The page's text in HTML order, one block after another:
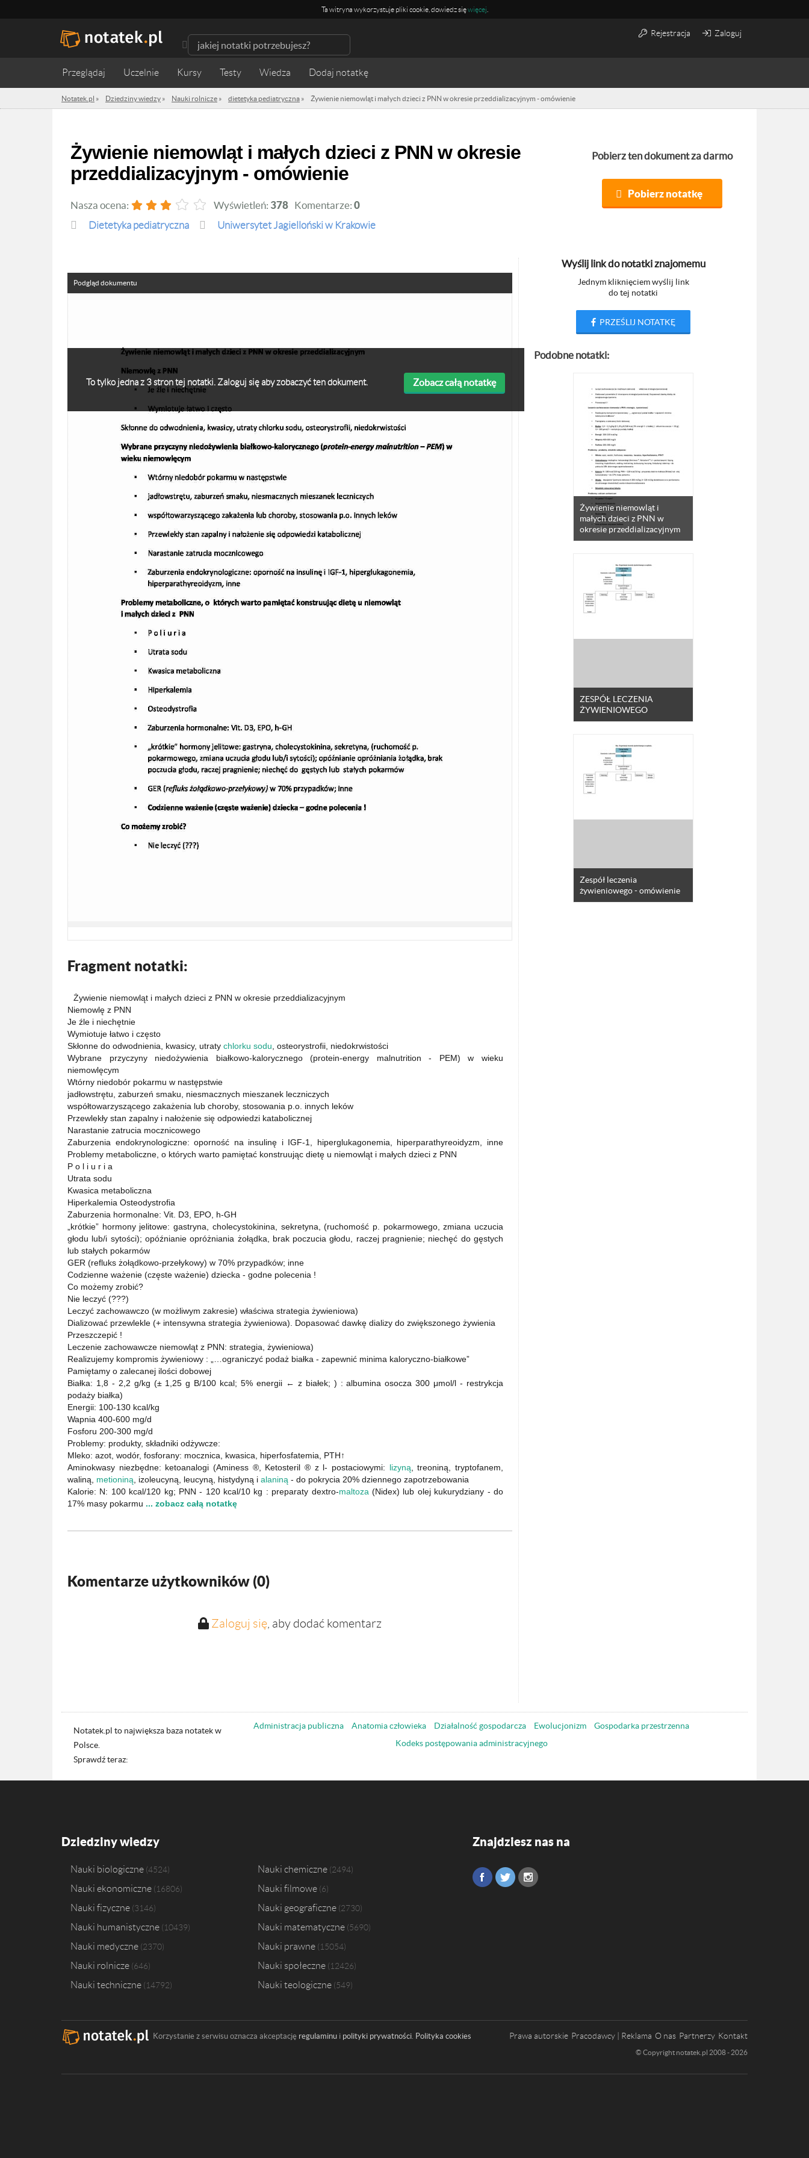
Ta witryna wykorzystuje pliki cookie, dowiedz sięwięcej
Rejestracja Zaloguj
Przeglądaj Uczelnie Kursy Testy Wiedza
Notatek.pl » Dziedziny wiedzy » Nauki rolnicze » dietetyka pediatryczna » Żywienie niemowląt i małych dzieci z PNN w okresie przeddializacyjnym - omówienie
Żywienie niemowląt i małych dzieci z PNN w okresie
przeddializacyjnym - omówienie
Nasza ocena: Wyświetleń: 378 Komentarze: 0
dietetyka pediatryczna Uniwersytet Jagielloński w Krakowie
Pobierz ten dokument za darmo
Pobierz notatkę
To tylko jedna z 3 stron tej notatki. Zaloguj się aby zobaczyć ten dokument. Zobacz całą notatkę
Podgląd dokumentu
Fragment notatki:
Żywienie niemowląt i małych dzieci z PNN w okresie przeddializacyjnym
Niemowlę z PNN
Je źle i niechętnie
Wymiotuje łatwo i często
Skłonne do odwodnienia, kwasicy, utraty chlorku sodu , osteorystrofii, niedokrwistości
Wybrane przyczyny niedożywienia białkowo-kalorycznego (protein-energy malnutrition - PEM) w wieku
niemowlęcym
Wtórny niedobór pokarmu w następstwie
jadłowstrętu, zaburzeń smaku, niesmacznych mieszanek leczniczych
współtowarzyszącego zakażenia lub choroby, stosowania p.o. innych leków
Przewlekły stan zapalny i nałożenie się odpowiedzi katabolicznej
Narastanie zatrucia mocznicowego
Zaburzenia endokrynologiczne: oporność na insulinę i IGF-1, hiperglukagonemia, hiperparathyreoidyzm, inne
Problemy metaboliczne, o których warto pamiętać konstruując dietę u niemowląt i małych dzieci z PNN
P o l i u r i a
Utrata sodu
Kwasica metaboliczna
Hiperkalemia Osteodystrofia
Zaburzenia hormonalne: Vit. D3, EPO, h-GH
„krótkie” hormony jelitowe: gastryna, cholecystokinina, sekretyna, (ruchomość p. pokarmowego, zmiana uczucia
głodu lub/i sytości); opóźnianie opróżniania żołądka, brak poczucia głodu, raczej pragnienie; niechęć do gęstych
lub stałych pokarmów
GER (refluks żołądkowo-przełykowy) w 70% przypadków; inne
Codzienne ważenie (częste ważenie) dziecka - godne polecenia !
Co możemy zrobić?
Nie leczyć (???)
Leczyć zachowawczo (w możliwym zakresie) właściwa strategia żywieniowa)
Dializować przewlekle (+ intensywna strategia żywieniowa). Dopasować dawkę dializy do zwiększonego żywienia
Przeszczepić !
Leczenie zachowawcze niemowląt z PNN: strategia, żywieniowa)
Realizujemy kompromis żywieniowy : „…ograniczyć podaż białka - zapewnić minima kaloryczno-białkowe”
Pamiętamy o zalecanej ilości dobowej
Białka: 1,8 - 2,2 g/kg (± 1,25 g B/100 kcal; 5% energii ← z białek; ) : albumina osocza 300 μmol/l - restrykcja
podaży białka)
Energii: 100-130 kcal/kg
Wapnia 400-600 mg/d
Fosforu 200-300 mg/d
Problemy: produkty, składniki odżywcze:
Mleko: azot, wodór, fosforany: mocznica, kwasica, hiperfosfatemia, PTH↑
Aminokwasy niezbędne: ketoanalogi (Aminess ®, Ketosteril ® z l- postaciowymi: lizyną , treoniną, tryptofanem,
waliną, metioniną , izoleucyną, leucyną, histydyną i alaniną - do pokrycia 20% dziennego zapotrzebowania
Kalorie: N: 100 kcal/120 kg; PNN - 120 kcal/10 kg : preparaty dextro-maltoza (Nidex) lub olej kukurydziany - do
17% masy pokarmu ... zobacz całą notatkę
Komentarze użytkowników (0)
Zaloguj się, aby dodać komentarz
Wyślij link do notatki znajomemu
Jednym kliknięciem wyślij link
do tej notatki
PRZEŚLIJ NOTATKĘ
Podobne notatki:
Żywienie niemowląt i
małych dzieci z PNN w
okresie przeddializacyjnym
ZESPÓŁ LECZENIA
ŻYWIENIOWEGO
Zespół leczenia
żywieniowego - omówienie
Notatek.pl to największa baza notatek w
Polsce.
Sprawdź teraz:
Administracja publiczna Anatomia człowieka Działalność gospodarcza Ewolucjonizm
Gospodarka przestrzenna
Kodeks postępowania administracyjnego
Dziedziny wiedzy
Nauki biologiczne 4524 Nauki chemiczne 2494
Nauki ekonomiczne 16806 Nauki filmowe 6
Nauki fizyczne 3146 Nauki geograficzne 2730
Nauki humanistyczne 10439 Nauki matematyczne 5690
Nauki medyczne 2370 Nauki prawne 15054
Nauki rolnicze 646 Nauki społeczne 12426
Nauki techniczne 14792 Nauki teologiczne 549
Znajdziesz nas na
Korzystanie z serwisu oznacza akceptację regulaminu i polityki prywatności. Polityka cookies Prawa autorskie Pracodawcy | Reklama O nas Partnerzy Kontakt
© Copyright notatek.pl 2008 - 2026